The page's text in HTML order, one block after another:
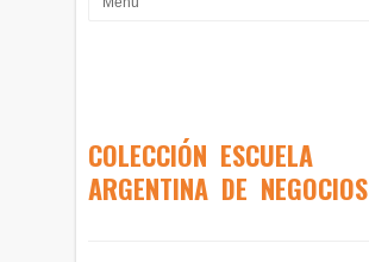
COLECCIÓN ESCUELA
ARGENTINA DE NEGOCIOS